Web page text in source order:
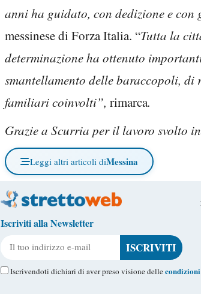
anni ha guidato, con dedizione e con
messinese di Forza Italia. “Tutta la
determinazione ha ottenuto
smantellamento delle baraccopoli,
familiari coinvolti”, rimarca.
Grazie a Scurria per il lavoro svolto
Leggi altri articoli diMessina
Iscriviti alla Newsletter
Iscrivendoti dichiari di aver preso visione delle